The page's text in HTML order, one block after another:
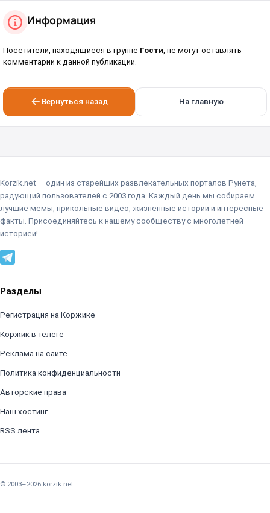
Информация
Посетители, находящиеся в группе Гости , не могут оставлять
комментарии к данной публикации.
Вернуться назад На главную
Korzik.net — один из старейших развлекательных порталов Рунета,
радующий пользователей с 2003 года. Каждый день мы собираем
лучшие мемы, прикольные видео, жизненные истории и интересные
факты. Присоединяйтесь к нашему сообществу с многолетней
историей!
Разделы
Регистрация на Коржике
Коржик в телеге
Реклама на сайте
Политика конфиденциальности
Авторские права
Наш хостинг
RSS лента
© 2003–2026 korzik.net